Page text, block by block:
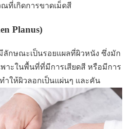
ที่เกิดการขาดเม็ดสี
Planus)
ลักษณะเป็นรอยแผลที่ผิวหนัง ซึ่งมัก
าะในพื้นที่ที่มีการเสียดสี หรือมีการ
ำให้ผิวลอกเป็นแผ่นๆ และคัน